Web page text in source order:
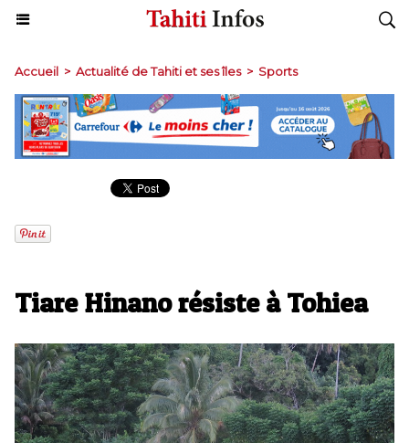
Accueil > Actualité de Tahiti et ses îles > Sports
Tiare Hinano résiste à Tohiea